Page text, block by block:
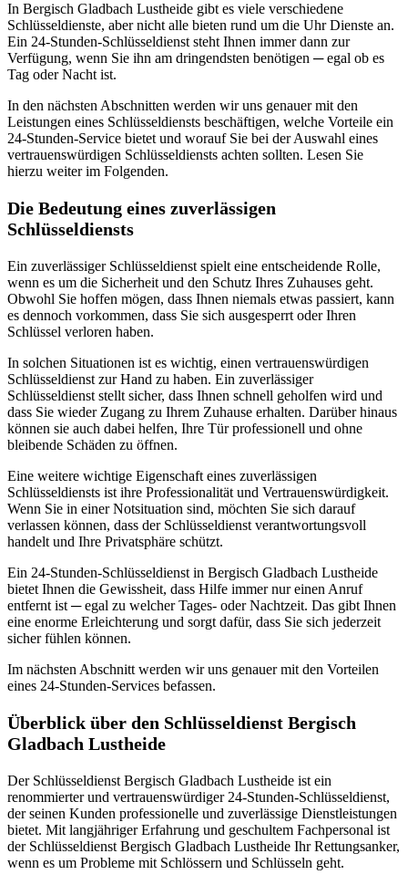
In Bergisch Gladbach Lustheide gibt es viele verschiedene
Schlüsseldienste, aber nicht alle bieten rund um die Uhr Dienste an.​
Ein 24-Stunden-Schlüsseldienst steht Ihnen immer dann zur
Verfügung, wenn Sie ihn am dringendsten benötigen ─ egal ob es
Tag oder Nacht ist.​
In den nächsten Abschnitten werden wir uns genauer mit den
Leistungen eines Schlüsseldiensts beschäftigen, welche Vorteile ein
24-Stunden-Service bietet und worauf Sie bei der Auswahl eines
vertrauenswürdigen Schlüsseldiensts achten sollten. Lesen Sie
hierzu weiter im Folgenden.
Die Bedeutung eines zuverlässigen
Schlüsseldiensts
Ein zuverlässiger Schlüsseldienst spielt eine entscheidende Rolle,
wenn es um die Sicherheit und den Schutz Ihres Zuhauses geht.
Obwohl Sie hoffen mögen, dass Ihnen niemals etwas passiert, kann
es dennoch vorkommen, dass Sie sich ausgesperrt oder Ihren
Schlüssel verloren haben.​
In solchen Situationen ist es wichtig, einen vertrauenswürdigen
Schlüsseldienst zur Hand zu haben. Ein zuverlässiger
Schlüsseldienst stellt sicher, dass Ihnen schnell geholfen wird und
dass Sie wieder Zugang zu Ihrem Zuhause erhalten.​ Darüber hinaus
können sie auch dabei helfen, Ihre Tür professionell und ohne
bleibende Schäden zu öffnen.​
Eine weitere wichtige Eigenschaft eines zuverlässigen
Schlüsseldiensts ist ihre Professionalität und Vertrauenswürdigkeit.​
Wenn Sie in einer Notsituation sind, möchten Sie sich darauf
verlassen können, dass der Schlüsseldienst verantwortungsvoll
handelt und Ihre Privatsphäre schützt.​
Ein 24-Stunden-Schlüsseldienst in Bergisch Gladbach Lustheide
bietet Ihnen die Gewissheit, dass Hilfe immer nur einen Anruf
entfernt ist ─ egal zu welcher Tages- oder Nachtzeit. Das gibt Ihnen
eine enorme Erleichterung und sorgt dafür, dass Sie sich jederzeit
sicher fühlen können.​
Im nächsten Abschnitt werden wir uns genauer mit den Vorteilen
eines 24-Stunden-Services befassen.
Überblick über den Schlüsseldienst Bergisch
Gladbach Lustheide
Der Schlüsseldienst Bergisch Gladbach Lustheide ist ein
renommierter und vertrauenswürdiger 24-Stunden-Schlüsseldienst,
der seinen Kunden professionelle und zuverlässige Dienstleistungen
bietet.​ Mit langjähriger Erfahrung und geschultem Fachpersonal ist
der Schlüsseldienst Bergisch Gladbach Lustheide Ihr Rettungsanker,
wenn es um Probleme mit Schlössern und Schlüsseln geht.​